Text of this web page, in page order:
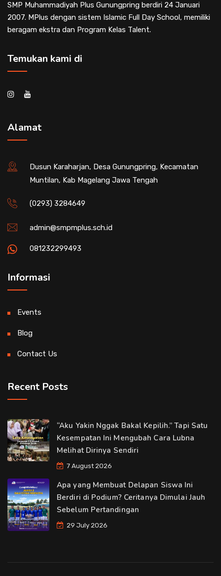
SMP Muhammadiyah Plus Gunungpring berdiri 24 Januari
2007. MPlus dengan sistem Islamic Full Day School, memiliki
beragam ekstra dan Program Kelas Talent.
Temukan kami di
Alamat
Dusun Karaharjan, Desa Gunungpring, Kecamatan
Muntilan, Kab Magelang Jawa Tengah
(0293) 3284649
admin@smpmplus.sch.id
081232299493
Informasi
Events
Blog
Contact Us
Recent Posts
“Aku Yakin Nggak Bakal Kepilih.” Tapi Satu
Kesempatan Ini Mengubah Cara Lubna
Melihat Dirinya Sendiri
7 August 2026
Apa yang Membuat Delapan Siswa Ini
Berdiri di Podium? Ceritanya Dimulai Jauh
Sebelum Pertandingan
29 July 2026